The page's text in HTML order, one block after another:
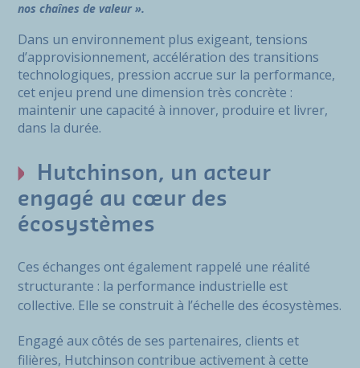
nos chaînes de valeur ».
Dans un environnement plus exigeant, tensions
d’approvisionnement, accélération des transitions
technologiques, pression accrue sur la performance,
cet enjeu prend une dimension très concrète :
maintenir une capacité à innover, produire et livrer,
dans la durée.
Hutchinson, un acteur
engagé au cœur des
écosystèmes
Ces échanges ont également rappelé une réalité
structurante : la performance industrielle est
collective. Elle se construit à l’échelle des écosystèmes.
Engagé aux côtés de ses partenaires, clients et
filières, Hutchinson contribue activement à cette